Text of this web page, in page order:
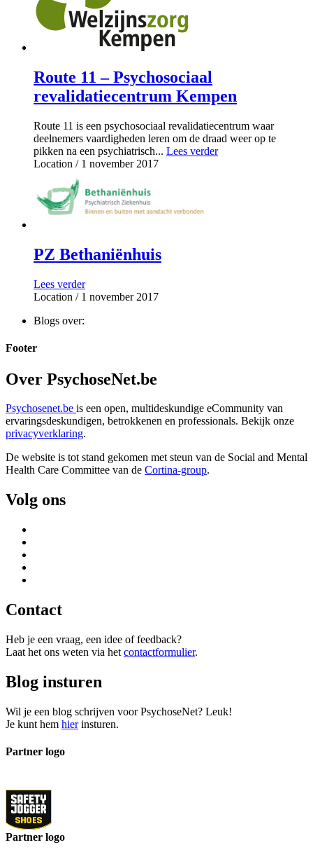
Route 11 – Psychosociaal
revalidatiecentrum Kempen
Route 11 is een psychosociaal revalidatiecentrum waar
deelnemers vaardigheden leren om de draad weer op te
pikken na een psychiatrisch... Lees verder
Location / 1 november 2017
PZ Bethaniënhuis
Lees verder
Location / 1 november 2017
Blogs over:
Footer
Over PsychoseNet.be
Psychosenet.be is een open, multideskundige eCommunity van
ervaringsdeskundigen, betrokkenen en professionals. Bekijk onze
privacyverklaring.
De website is tot stand gekomen met steun van de Social and Mental
Health Care Committee van de Cortina-group.
Volg ons
Contact
Heb je een vraag, een idee of feedback?
Laat het ons weten via het contactformulier.
Blog insturen
Wil je een blog schrijven voor PsychoseNet? Leuk!
Je kunt hem hierinsturen.
Partner logo
Partner logo